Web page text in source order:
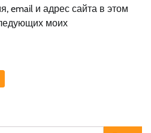
email и адрес сайта в этом
моих